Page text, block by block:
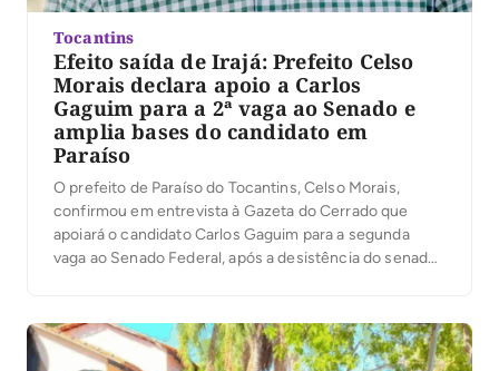
Tocantins
Efeito saída de Irajá: Prefeito Celso
Morais declara apoio a Carlos
Gaguim para a 2ª vaga ao Senado e
amplia bases do candidato em
Paraíso
O prefeito de Paraíso do Tocantins, Celso Morais,
confirmou em entrevista à Gazeta do Cerrado que
apoiará o candidato Carlos Gaguim para a segunda
vaga ao Senado Federal, após a desistência do senador
Eduardo Gomes, […]